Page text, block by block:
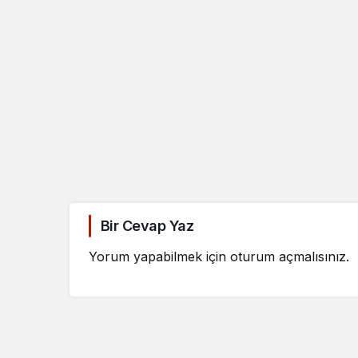
Bir Cevap Yaz
Yorum yapabilmek için oturum açmalısınız.
sonuçlandı: Katil